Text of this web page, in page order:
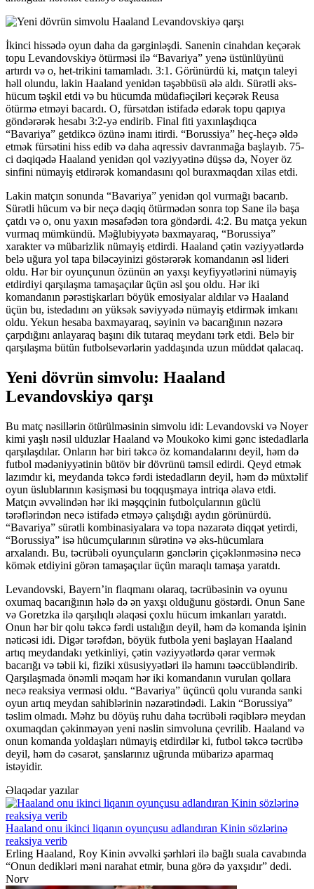
İkinci hissədə oyun daha da gərginləşdi. Sanenin cinahdan keçərək
topu Levandovskiyə ötürməsi ilə “Bavariya” yenə üstünlüyünü
artırdı və o, het-trikini tamamladı. 3:1. Görünürdü ki, matçın taleyi
həll olundu, lakin Haaland yenidən təşəbbüsü ələ aldı. Sürətli əks-
hücum təşkil etdi və bu hücumda müdafiəçiləri keçərək Reusa
ötürmə etməyi bacardı. O, fürsətdən istifadə edərək topu qapıya
göndərərək hesabı 3:2-yə endirib. Final fiti yaxınlaşdıqca
“Bavariya” getdikcə özünə inamı itirdi. “Borussiya” heç-heçə əldə
etmək fürsətini hiss edib və daha aqressiv davranmağa başlayıb. 75-
ci dəqiqədə Haaland yenidən qol vəziyyətinə düşsə də, Noyer öz
sinfini nümayiş etdirərək komandasını qol buraxmaqdan xilas etdi.
Lakin matçın sonunda “Bavariya” yenidən qol vurmağı bacarıb.
Sürətli hücum və bir neçə dəqiq ötürmədən sonra top Sane ilə başa
çatdı və o, onu yaxın məsafədən tora göndərdi. 4:2. Bu matça yekun
vurmaq mümkündü. Məğlubiyyətə baxmayaraq, “Borussiya”
xarakter və mübarizlik nümayiş etdirdi. Haaland çətin vəziyyətlərdə
belə uğura yol tapa biləcəyinizi göstərərək komandanın əsl lideri
oldu. Hər bir oyunçunun özünün ən yaxşı keyfiyyətlərini nümayiş
etdirdiyi qarşılaşma tamaşaçılar üçün əsl şou oldu. Hər iki
komandanın pərəstişkarları böyük emosiyalar aldılar və Haaland
üçün bu, istedadını ən yüksək səviyyədə nümayiş etdirmək imkanı
oldu. Yekun hesaba baxmayaraq, səyinin və bacarığının nəzərə
çarpdığını anlayaraq başını dik tutaraq meydanı tərk etdi. Belə bir
qarşılaşma bütün futbolsevərlərin yaddaşında uzun müddət qalacaq.
Yeni dövrün simvolu: Haaland
Levandovskiyə qarşı
Bu matç nəsillərin ötürülməsinin simvolu idi: Levandovski və Noyer
kimi yaşlı nəsil ulduzlar Haaland və Moukoko kimi gənc istedadlarla
qarşılaşdılar. Onların hər biri təkcə öz komandalarını deyil, həm də
futbol mədəniyyətinin bütöv bir dövrünü təmsil edirdi. Qeyd etmək
lazımdır ki, meydanda təkcə fərdi istedadların deyil, həm də müxtəlif
oyun üslublarının kəsişməsi bu toqquşmaya intriqa əlavə etdi.
Matçın əvvəlindən hər iki məşqçinin futbolçularının güclü
tərəflərindən necə istifadə etməyə çalışdığı aydın görünürdü.
“Bavariya” sürətli kombinasiyalara və topa nəzarətə diqqət yetirdi,
“Borussiya” isə hücumçularının sürətinə və əks-hücumlara
arxalandı. Bu, təcrübəli oyunçuların gənclərin çiçəklənməsinə necə
kömək etdiyini görən tamaşaçılar üçün maraqlı tamaşa yaratdı.
Levandovski, Bayern’in flaqmanı olaraq, təcrübəsinin və oyunu
oxumaq bacarığının hələ də ən yaxşı olduğunu göstərdi. Onun Sane
və Goretzka ilə qarşılıqlı əlaqəsi çoxlu hücum imkanları yaratdı.
Onun hər bir qolu təkcə fərdi ustalığın deyil, həm də komanda işinin
nəticəsi idi. Digər tərəfdən, böyük futbola yeni başlayan Haaland
artıq meydandakı yetkinliyi, çətin vəziyyətlərdə qərar vermək
bacarığı və təbii ki, fiziki xüsusiyyətləri ilə hamını təəccübləndirib.
Qarşılaşmada önəmli məqam hər iki komandanın vurulan qollara
necə reaksiya verməsi oldu. “Bavariya” üçüncü qolu vuranda sanki
oyun artıq meydan sahiblərinin nəzarətindədi. Lakin “Borussiya”
təslim olmadı. Məhz bu döyüş ruhu daha təcrübəli rəqiblərə meydan
oxumaqdan çəkinməyən yeni nəslin simvoluna çevrilib. Haaland və
onun komanda yoldaşları nümayiş etdirdilər ki, futbol təkcə təcrübə
deyil, həm də cəsarət, şanslarınız uğrunda mübarizə aparmaq
istəyidir.
Əlaqədar yazılar
Haaland onu ikinci liqanın oyunçusu adlandıran Kinin sözlərinə
reaksiya verib
Erling Haaland, Roy Kinin əvvəlki şərhləri ilə bağlı suala cavabında
“Onun dedikləri məni narahat etmir, buna görə də yaxşıdır” dedi.
Norv